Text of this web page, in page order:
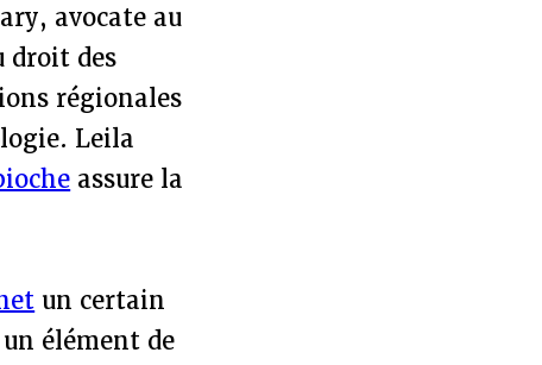
avocate au
droit des
régionales
Leila
assure la
un certain
élément de